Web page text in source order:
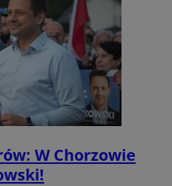
W Chorzowie